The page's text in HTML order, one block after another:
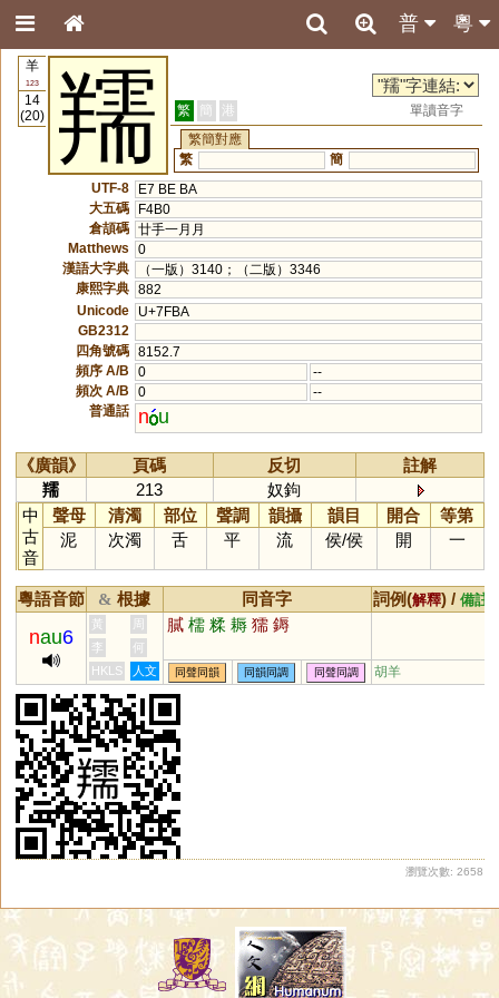
粵
普
羊
123
14
(20)
羺 繁 簡 港
單讀音字
繁簡對應
繁
簡
UTF-8
E7 BE BA
大五碼
F4B0
倉頡碼 廿手一月月
Matthews
0
漢語大字典
（一版）3140；（二版）3346
康熙字典 882
Unicode
U+7FBA
GB2312
四角號碼 8152.7
頻序 A/B
0
--
頻次 A/B
0
--
普通話
n u
《廣韻》 頁碼 反切
註解
羺
213
奴鉤
中
古
音
聲母 清濁 部位 聲調 韻攝 韻目 開合
等第
泥
次濁 舌 平 流 侯/侯 開 一
粵語音節 & 根據 同音字 詞例(解釋) / 備註
nau6
黃 周 膩 檽 糅 耨 獳 鎒
李
何
HKLS
人文 同聲同韻 同韻同調 同聲同調 胡羊
瀏覽次數: 2658